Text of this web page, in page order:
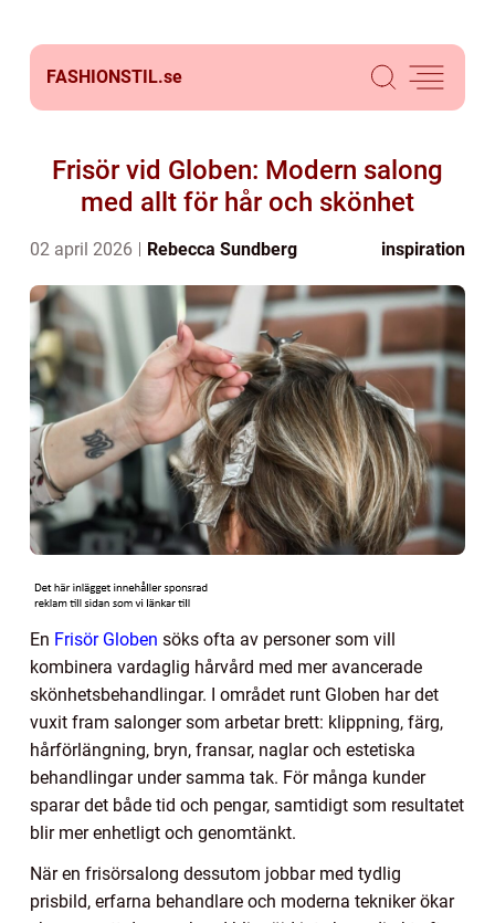
FASHIONSTIL.se
Frisör vid Globen: Modern salong
med allt för hår och skönhet
02 april 2026 Rebecca Sundberg inspiration
En Frisör Globen söks ofta av personer som vill
kombinera vardaglig hårvård med mer avancerade
skönhetsbehandlingar. I området runt Globen har det
vuxit fram salonger som arbetar brett: klippning, färg,
hårförlängning, bryn, fransar, naglar och estetiska
behandlingar under samma tak. För många kunder
sparar det både tid och pengar, samtidigt som resultatet
blir mer enhetligt och genomtänkt.
När en frisörsalong dessutom jobbar med tydlig
prisbild, erfarna behandlare och moderna tekniker ökar